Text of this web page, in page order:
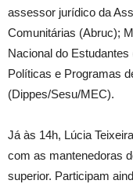
assessor jurídico da
Comunitárias (Abruc);
Nacional do
Políticas e Programas
(Dippes/Sesu/MEC).
Já às 14h, Lúcia
com as mantenedoras
superior. Participam